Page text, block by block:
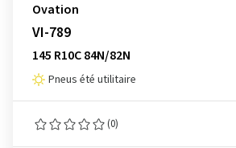
Ovation
VI-789
145 R10C 84N/82N
Pneus été utilitaire
(0)